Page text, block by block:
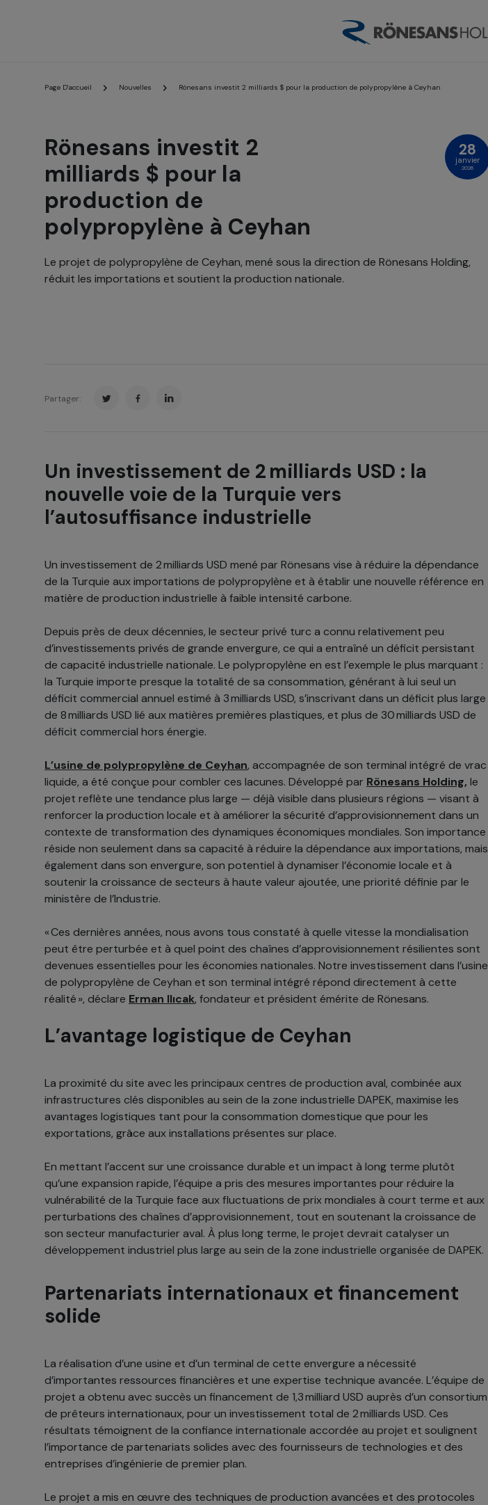
Page D'accueil Nouvelles Rönesans investit 2 milliards $ pour la production de polypropylène à Ceyhan
Rönesans investit 2
milliards $ pour la
production de
polypropylène à Ceyhan
28
janvier
2026
Le projet de polypropylène de Ceyhan, mené sous la direction de Rönesans Holding,
réduit les importations et soutient la production nationale.
Partager:
Un investissement de 2 milliards USD : la
nouvelle voie de la Turquie vers
l’autosuffisance industrielle
Un investissement de 2 milliards USD mené par Rönesans vise à réduire la dépendance
de la Turquie aux importations de polypropylène et à établir une nouvelle référence en
matière de production industrielle à faible intensité carbone.
Depuis près de deux décennies, le secteur privé turc a connu relativement peu
d’investissements privés de grande envergure, ce qui a entraîné un déficit persistant
de capacité industrielle nationale. Le polypropylène en est l’exemple le plus marquant :
la Turquie importe presque la totalité de sa consommation, générant à lui seul un
déficit commercial annuel estimé à 3 milliards USD, s’inscrivant dans un déficit plus large
de 8 milliards USD lié aux matières premières plastiques, et plus de 30 milliards USD de
déficit commercial hors énergie.
L’usine de polypropylène de Ceyhan, accompagnée de son terminal intégré de vrac
liquide, a été conçue pour combler ces lacunes. Développé par Rönesans Holding, le
projet reflète une tendance plus large — déjà visible dans plusieurs régions — visant à
renforcer la production locale et à améliorer la sécurité d’approvisionnement dans un
contexte de transformation des dynamiques économiques mondiales. Son importance
réside non seulement dans sa capacité à réduire la dépendance aux importations, mais
également dans son envergure, son potentiel à dynamiser l’économie locale et à
soutenir la croissance de secteurs à haute valeur ajoutée, une priorité définie par le
ministère de l’Industrie.
« Ces dernières années, nous avons tous constaté à quelle vitesse la mondialisation
peut être perturbée et à quel point des chaînes d’approvisionnement résilientes sont
devenues essentielles pour les économies nationales. Notre investissement dans l’usine
de polypropylène de Ceyhan et son terminal intégré répond directement à cette
réalité », déclare Erman Ilıcak, fondateur et président émérite de Rönesans.
L’avantage logistique de Ceyhan
La proximité du site avec les principaux centres de production aval, combinée aux
infrastructures clés disponibles au sein de la zone industrielle DAPEK, maximise les
avantages logistiques tant pour la consommation domestique que pour les
exportations, grâce aux installations présentes sur place.
En mettant l’accent sur une croissance durable et un impact à long terme plutôt
qu’une expansion rapide, l’équipe a pris des mesures importantes pour réduire la
vulnérabilité de la Turquie face aux fluctuations de prix mondiales à court terme et aux
perturbations des chaînes d’approvisionnement, tout en soutenant la croissance de
son secteur manufacturier aval. À plus long terme, le projet devrait catalyser un
développement industriel plus large au sein de la zone industrielle organisée de DAPEK.
Partenariats internationaux et financement
solide
La réalisation d’une usine et d’un terminal de cette envergure a nécessité
d’importantes ressources financières et une expertise technique avancée. L’équipe de
projet a obtenu avec succès un financement de 1,3 milliard USD auprès d’un consortium
de prêteurs internationaux, pour un investissement total de 2 milliards USD. Ces
résultats témoignent de la confiance internationale accordée au projet et soulignent
l’importance de partenariats solides avec des fournisseurs de technologies et des
entreprises d’ingénierie de premier plan.
Le projet a mis en œuvre des techniques de production avancées et des protocoles